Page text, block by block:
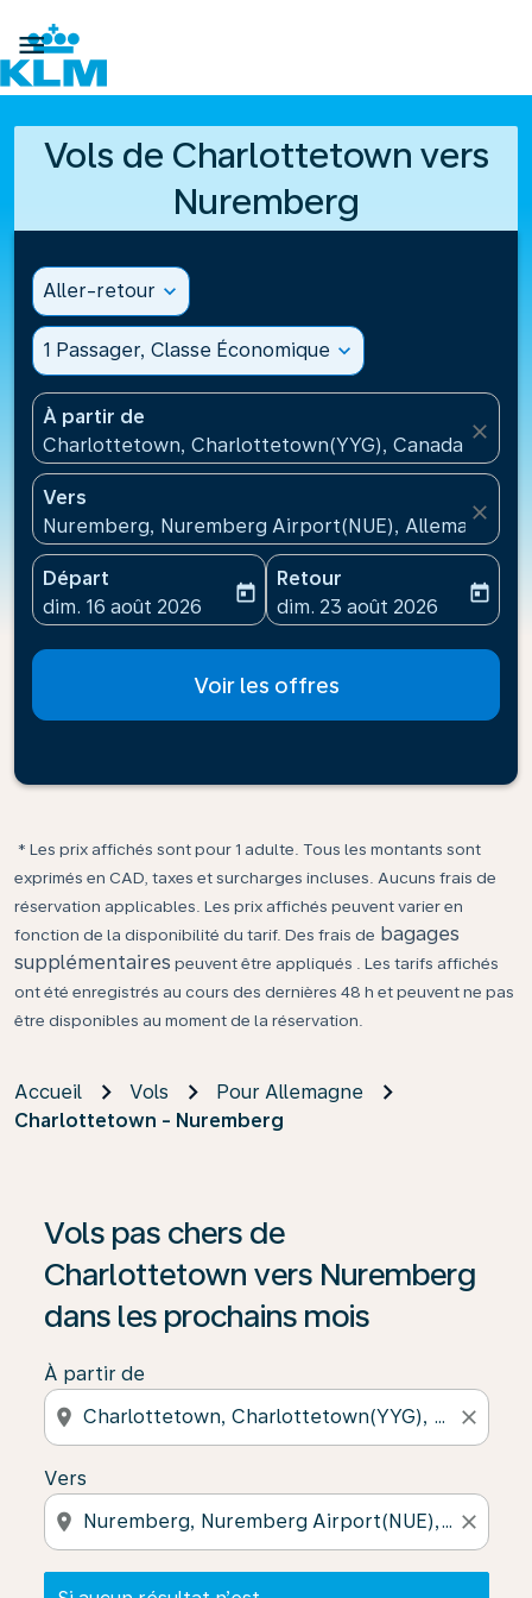

Vols de Charlottetown vers
Nuremberg
Aller-retour expand_more
1 Passager, Classe Économique expand_more
À partir de
Charlottetown, Charlottetown(YYG), Canada
close
Vers
Nuremberg, Nuremberg Airport(NUE), Allemagne
close
Départ
fc-booking-departure-date-aria-label
dim. 16 août 2026
today
Retour
fc-booking-return-date-
dim. 23 août 2026
today
Voir les offres
* Les prix affichés sont pour 1 adulte. Tous les montants sont
exprimés en CAD, taxes et surcharges incluses. Aucuns frais de
réservation applicables. Les prix affichés peuvent varier en
fonction de la disponibilité du tarif. Des frais de bagages
supplémentaires peuvent être appliqués . Les tarifs affichés
ont été enregistrés au cours des dernières 48 h et peuvent ne pas
être disponibles au moment de la réservation.
Accueil Vols
Pour Allemagne
Charlottetown - Nuremberg
Vols pas chers de
Charlottetown vers Nuremberg
dans les prochains mois
À partir de
location_on close
Vers
location_on close
Si aucun résultat n’est disponible, cliquez sur «